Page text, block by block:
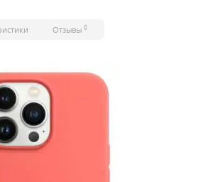
Отзывы 0